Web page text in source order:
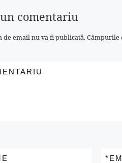
comentariu
de email nu va fi publicată. Câmpurile
*